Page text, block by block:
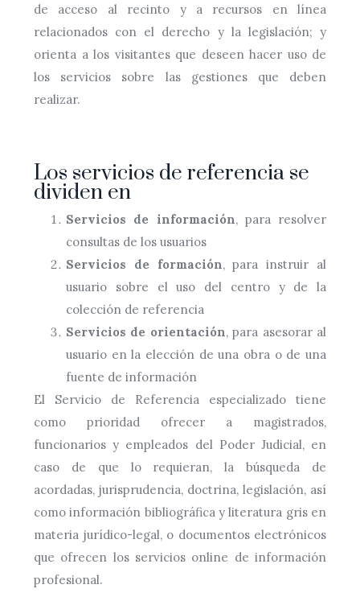
de acceso al recinto y a recursos en línea
relacionados con el derecho y la legislación; y
orienta a los visitantes que deseen hacer uso de
los servicios sobre las gestiones que deben
realizar.
Los servicios de referencia se
dividen en
Servicios de información, para resolver
consultas de los usuarios
Servicios de formación, para instruir al
usuario sobre el uso del centro y de la
colección de referencia
Servicios de orientación, para asesorar al
usuario en la elección de una obra o de una
fuente de información
El Servicio de Referencia especializado tiene
como prioridad ofrecer a magistrados,
funcionarios y empleados del Poder Judicial, en
caso de que lo requieran, la búsqueda de
acordadas, jurisprudencia, doctrina, legislación, así
como información bibliográfica y literatura gris en
materia jurídico-legal, o documentos electrónicos
que ofrecen los servicios online de información
profesional.